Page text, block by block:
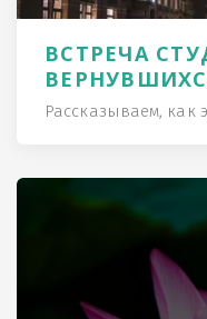
ВСТРЕЧА
Рассказываем, как